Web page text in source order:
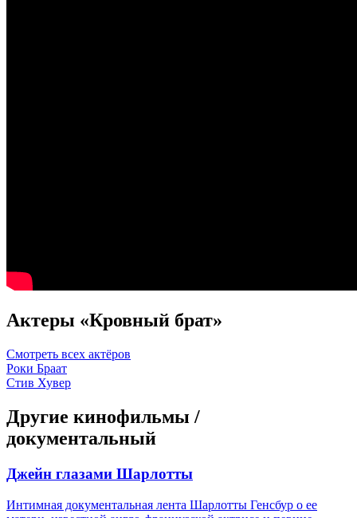
Актеры «Кровный брат»
Смотреть всех актёров
Роки Браат
Стив Хувер
Другие кинофильмы /
документальный
Джейн глазами Шарлотты
Интимная документальная лента Шарлотты Генсбур о ее